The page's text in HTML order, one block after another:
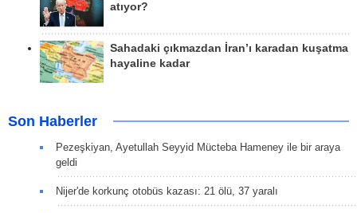
atıyor?
Sahadaki çıkmazdan İran’ı karadan kuşatma
hayaline kadar
Son Haberler
Pezeşkiyan, Ayetullah Seyyid Mücteba Hameney ile bir araya
geldi
Nijer'de korkunç otobüs kazası: 21 ölü, 37 yaralı